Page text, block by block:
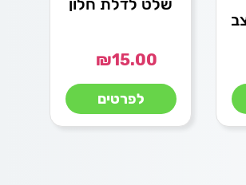
שלט לדלת חלון
₪15.00
לפרטים